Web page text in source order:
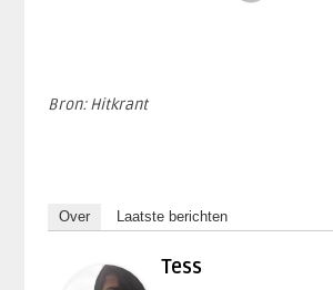
Bron: Hitkrant
Over Laatste berichten
Tess